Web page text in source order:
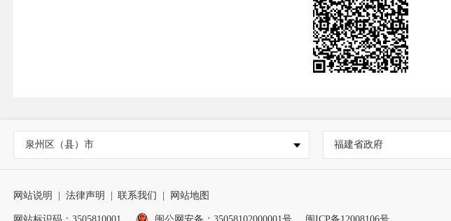
泉州区（县）市 福建省政府
网站说明 | 法律声明 | 联系我们 | 网站地图